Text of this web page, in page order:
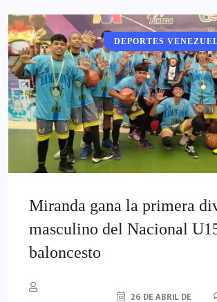
DEPORTES
Miranda gana la primera
masculino del Nacional
baloncesto
26 DE ABRIL DE